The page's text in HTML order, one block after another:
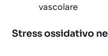
vascolare
Stress ossidativo